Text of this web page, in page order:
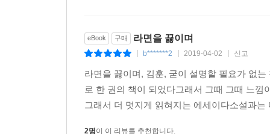
eBook 구매 라면을 끓이며
b*******2 2019-04-02 신고
라면을 끓이며, 김훈, 굳이 설명할 필요가 없
로 한 권의 책이 되었다그래서 그때 그때 느
그래서 더 멋지게 읽혀지는 에세이다소설과
2명이 이 리뷰를 추천합니다.